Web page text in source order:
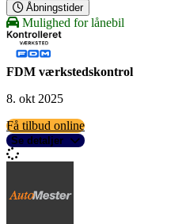
Åbningstider
Mulighed for lånebil
FDM værkstedskontrol
8. okt 2025
Få tilbud online
Se detaljer